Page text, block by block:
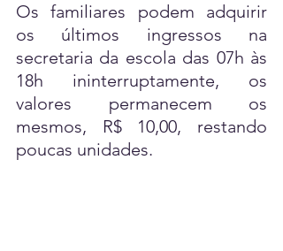
Os familiares podem adquirir
os últimos ingressos na
secretaria da escola das 07h às
18h ininterruptamente, os
valores permanecem os
mesmos, R$ 10,00, restando
poucas unidades.